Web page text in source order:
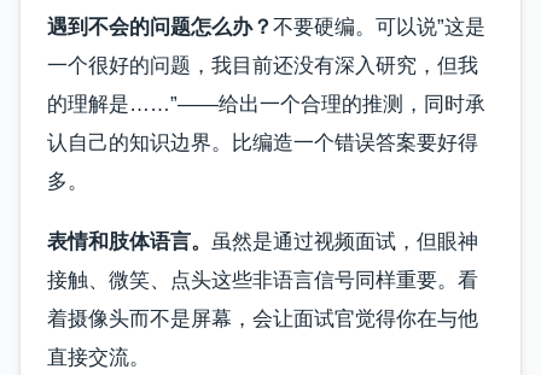
遇到不会的问题怎么办？ 不要硬编。可以说”这是
一个很好的问题，我目前还没有深入研究，但我
的理解是……”——给出一个合理的推测，同时承
认自己的知识边界。比编造一个错误答案要好得
多。
表情和肢体语言。 虽然是通过视频面试，但眼神
接触、微笑、点头这些非语言信号同样重要。看
着摄像头而不是屏幕，会让面试官觉得你在与他
直接交流。